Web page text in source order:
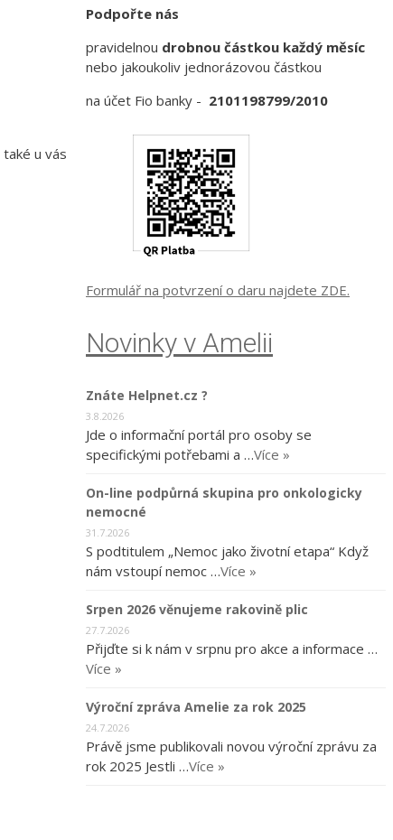
u vás
Podpořte nás
pravidelnou drobnou částkou každý měsíc
nebo jakoukoliv jednorázovou částkou
na účet Fio banky - 2101198799/2010
Formulář na potvrzení o daru najdete ZDE.
Novinky v Amelii
Znáte Helpnet.cz ?
3.8.2026
Jde o informační portál pro osoby se
specifickými potřebami a …Více »
On-line podpůrná skupina pro onkologicky
nemocné
31.7.2026
S podtitulem „Nemoc jako životní etapa“ Když
nám vstoupí nemoc …Více »
Srpen 2026 věnujeme rakovině plic
27.7.2026
Přijďte si k nám v srpnu pro akce a informace …
Více »
Výroční zpráva Amelie za rok 2025
24.7.2026
Právě jsme publikovali novou výroční zprávu za
rok 2025 Jestli …Více »